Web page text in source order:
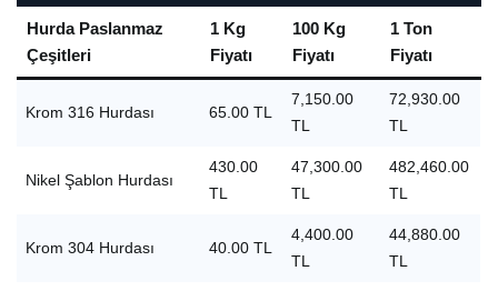
Hurda Paslanmaz
Çeşitleri
1 Kg
Fiyatı
100 Kg
Fiyatı
1 Ton
Fiyatı
Krom 316 Hurdası 65.00 TL
7,150.00
TL
72,930.00
TL
Nikel Şablon Hurdası
430.00
TL
47,300.00
TL
482,460.00
TL
Krom 304 Hurdası 40.00 TL
4,400.00
TL
44,880.00
TL